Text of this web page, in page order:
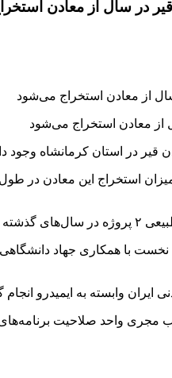
شده است.
با همکاری جهاد
ایران وابسته به ایمیدرو
واحد صلاحیت